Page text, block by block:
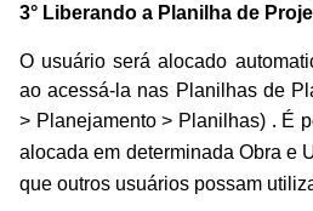
3° Liberando a Planilha de
O usuário será alocado
ao acessá-la nas Planilhas de
> Planejamento > Planilhas) . É
alocada em determinada Obra e
que outros usuários possam